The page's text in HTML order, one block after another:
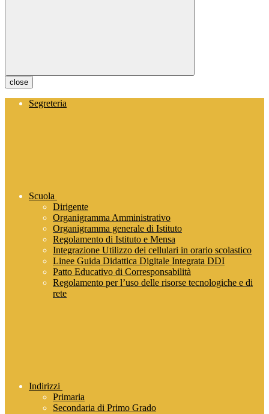
close
Segreteria
Scuola
Dirigente
Organigramma Amministrativo
Organigramma generale di Istituto
Regolamento di Istituto e Mensa
Integrazione Utilizzo dei cellulari in orario scolastico
Linee Guida Didattica Digitale Integrata DDI
Patto Educativo di Corresponsabilità
Regolamento per l’uso delle risorse tecnologiche e di
rete
Indirizzi
Primaria
Secondaria di Primo Grado